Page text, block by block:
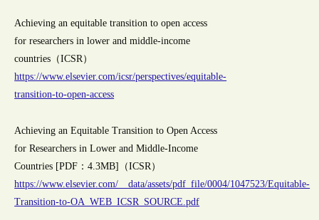
Achieving an equitable transition to open access
for researchers in lower and middle-income
countries（ICSR）
https://www.elsevier.com/icsr/perspectives/equitable-
transition-to-open-access
Achieving an Equitable Transition to Open Access
for Researchers in Lower and Middle-Income
Countries [PDF：4.3MB]（ICSR）
https://www.elsevier.com/__data/assets/pdf_file/0004/1047523/Equitable-
Transition-to-OA_WEB_ICSR_SOURCE.pdf